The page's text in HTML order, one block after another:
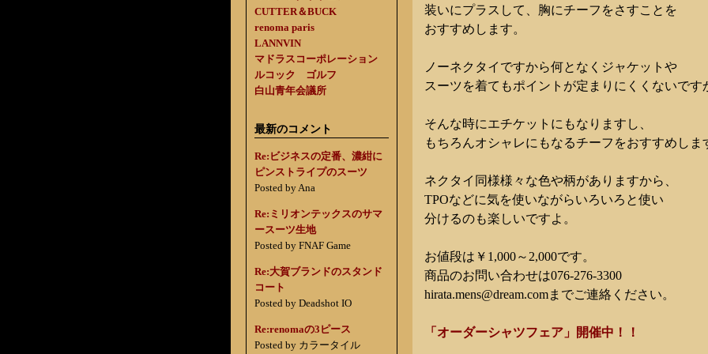
CUTTER＆BUCK
renoma paris
LANNVIN
マドラスコーポレーション
ルコック ゴルフ
白山青年会議所
最新のコメント
Re:ビジネスの定番、濃紺に
ピンストライプのスーツ
Posted by Ana
Re:ミリオンテックスのサマ
ースーツ生地
Posted by FNAF Game
Re:大賀ブランドのスタンド
コート
Posted by Deadshot IO
Re:renomaの3ピース
Posted by カラータイル
装いにプラスして、胸にチーフをさすことを
おすすめします。
ノーネクタイですから何となくジャケットや
スーツを着てもポイントが定まりにくくないです
そんな時にエチケットにもなりますし、
もちろんオシャレにもなるチーフをおすすめしま
ネクタイ同様様々な色や柄がありますから、
TPOなどに気を使いながらいろいろと使い
分けるのも楽しいですよ。
お値段は￥1,000～2,000です。
商品のお問い合わせは076-276-3300
hirata.mens@dream.comまでご連絡ください。
「オーダーシャツフェア」開催中！！